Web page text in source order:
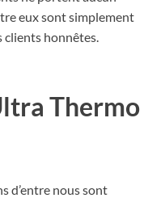
eux sont simplement
clients honnêtes.
Thermo
d’entre nous sont